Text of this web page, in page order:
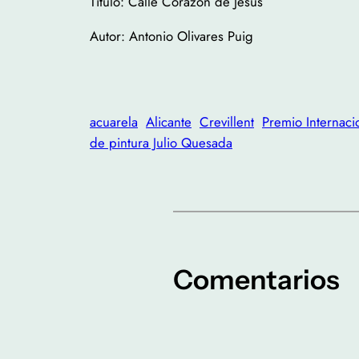
Autor: Antonio Olivares Puig
acuarela Alicante Crevillent Premio
de pintura Julio Quesada
Comentarios